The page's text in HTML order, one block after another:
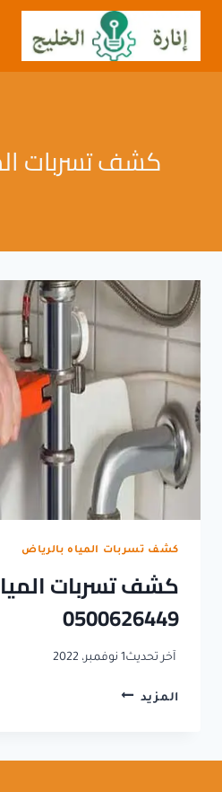
التجاوز
المحتوى
كشف تسربات
كشف تسربات المياه بالرياض
كشف تسربات
0500626449
آخر تحديث1 نوفمبر، 2022
المزيد كشف